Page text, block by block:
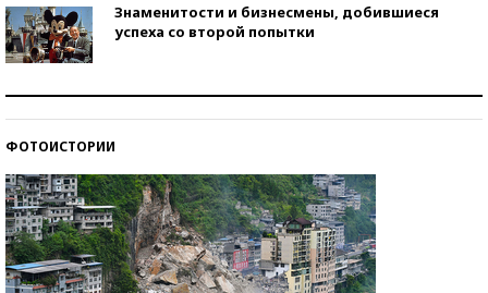
Знаменитости и бизнесмены, добившиеся
успеха со второй попытки
ФОТОИСТОРИИ